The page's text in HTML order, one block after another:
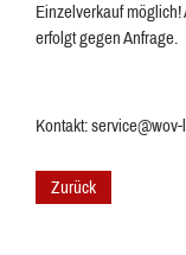
Einzelverkauf
erfolgt gegen Anfrage.
Kontakt:
Zurück